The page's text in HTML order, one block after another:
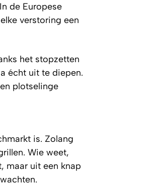
de Europese
verstoring een
het stopzetten
écht uit te diepen.
plotselinge
is. Zolang
Wie weet,
maar uit een knap